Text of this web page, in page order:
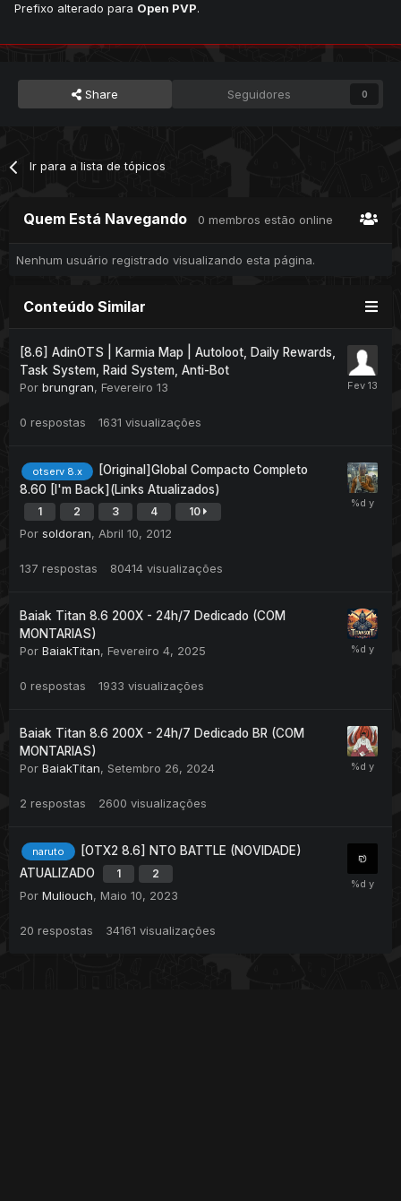
Prefixo alterado para Open PVP.
Share Seguidores 0
Ir para a lista de tópicos
Quem Está Navegando 0 membros estão online
Nenhum usuário registrado visualizando esta página.
Conteúdo Similar
[8.6] AdinOTS | Karmia Map | Autoloot, Daily Rewards,
Task System, Raid System, Anti-Bot
Por brungran, Fevereiro 13
0 respostas 1631 visualizações
otserv 8.x
[Original]Global Compacto Completo
8.60 [I'm Back](Links Atualizados)
1 2 3 4 10
Por soldoran, Abril 10, 2012
137 respostas 80414 visualizações
Baiak Titan 8.6 200X - 24h/7 Dedicado (COM
MONTARIAS)
Por BaiakTitan, Fevereiro 4, 2025
0 respostas 1933 visualizações
Baiak Titan 8.6 200X - 24h/7 Dedicado BR (COM
MONTARIAS)
Por BaiakTitan, Setembro 26, 2024
2 respostas 2600 visualizações
naruto
[OTX2 8.6] NTO BATTLE (NOVIDADE)
ATUALIZADO
1 2
Por Muliouch, Maio 10, 2023
20 respostas 34161 visualizações